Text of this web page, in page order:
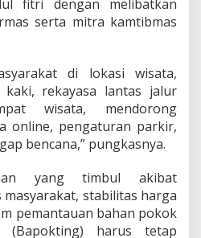
fitri dengan melibatkan
serta mitra kamtibmas
di lokasi wisata,
rekayasa lantas jalur
wisata, mendorong
online, pengaturan parkir,
bencana,” pungkasnya.
yang timbul akibat
stabilitas harga
pemantauan bahan pokok
harus tetap